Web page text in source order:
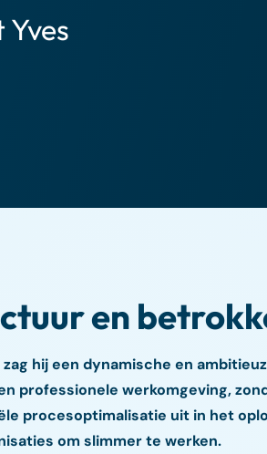
en
hij een dynamische en
professionele werkomgeving,
procesoptimalisatie uit in het
om slimmer te werken.